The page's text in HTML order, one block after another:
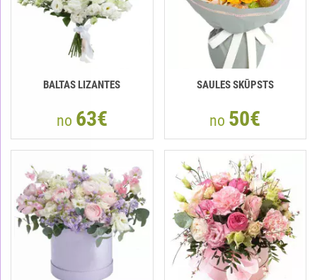
BALTAS LIZANTES
no 63€
SAULES SKŪPSTS
no 50€